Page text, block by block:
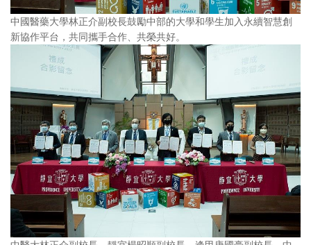
中國醫藥大學林正介副校長鼓勵中部的大學和學生加入永續智慧創
新協作平台，共同攜手合作、共榮共好。